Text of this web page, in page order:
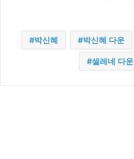
박신혜 박신혜 다운
셀레네 다운